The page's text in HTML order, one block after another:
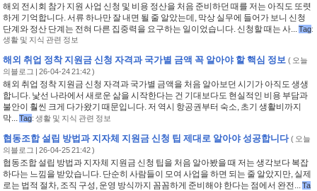
해외 전시회 참가 지원 사업 신청 및 비용 정산을 처음 준비하던 때를 저는 아직도 또렷
하게 기억합니다. 서류 하나만 잘 내면 될 줄 알았는데, 막상 실무에 들어가 보니 신청
단계와 정산 단계는 전혀 다른 집중력을 요구하는 일이었습니다. 신청할 때는 사...Tag:
생활 및 지식 관련 정보
해외 취업 정착 지원금 신청 자격과 국가별 금액 꼭 알아야 할 핵심 정보 ( 오늘
의블로그 | 26-04-24 21:42 )
해외 취업 정착 지원금 신청 자격과 국가별 금액을 처음 알아보던 시기가 아직도 생생
합니다. 낯선 나라에서 새로운 삶을 시작한다는 건 기대보다도 현실적인 비용 부담과
불안이 훨씬 크게 다가왔기 때문입니다. 저 역시 항공권부터 숙소, 초기 생활비까지
막...Tag: 생활 및 지식 관련 정보
협동조합 설립 방법과 지자체 지원금 신청 팁 제대로 알아야 성공합니다 ( 오늘
의블로그 | 26-04-25 21:42 )
협동조합 설립 방법과 지자체 지원금 신청 팁을 처음 알아봤을 때 저는 생각보다 복잡
하다는 느낌을 받았습니다. 단순히 사람들이 모여 사업을 하면 되는 줄 알았지만, 실제
로는 법적 절차, 조직 구성, 운영 방식까지 꼼꼼하게 준비해야 한다는 점에서 완전...Ta